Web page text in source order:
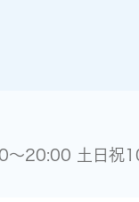
～20:00 土日祝